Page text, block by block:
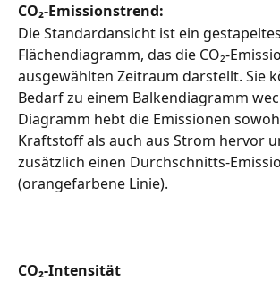
CO₂-Emissionstrend:
Die Standardansicht ist ein gestapeltes
Flächendiagramm, das die CO₂-
ausgewählten Zeitraum darstellt. Sie
Bedarf zu einem Balkendiagramm
Diagramm hebt die Emissionen
Kraftstoff als auch aus Strom hervor
zusätzlich einen Durchschnitts-
(orangefarbene Linie).
CO₂-Intensität